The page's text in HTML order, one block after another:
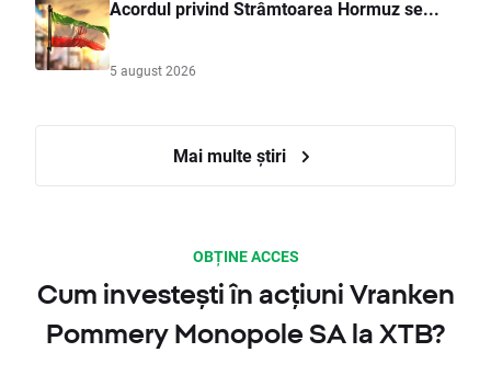
Acordul privind Strâmtoarea Hormuz se...
5 august 2026
Mai multe știri
OBȚINE ACCES
Cum investești în acțiuni Vranken
Pommery Monopole SA la XTB?